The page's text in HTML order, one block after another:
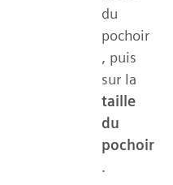
du
pochoir
, puis
sur la
taille
du
pochoir
.